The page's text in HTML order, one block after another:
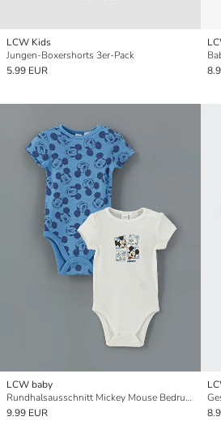
LCW Kids
Jungen-Boxershorts 3er-Pack
5.99 EUR
LCW baby
Rundhalsausschnitt Mickey Mouse Bedruckter Baby Jungen Druckknopf-Body 2er-Pack
9.99 EUR